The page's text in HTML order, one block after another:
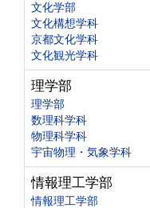
文化学部
文化構想学科
京都文化学科
文化観光学科
理学部
理学部
数理科学科
物理科学科
宇宙物理・気象学科
情報理工学部
情報理工学部